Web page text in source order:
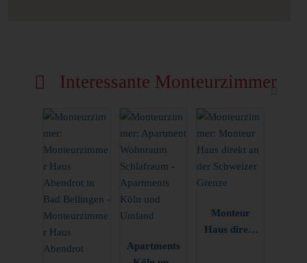
Interessante Monteurzimmer
Apartments
Monteur
Haus direkt